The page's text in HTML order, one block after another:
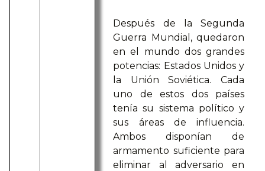
Después de la Segunda
Guerra Mundial, quedaron
en el mundo dos grandes
potencias: Estados Unidos y
la Unión Soviética. Cada
uno de estos dos países
tenía su sistema político y
sus áreas de influencia.
Ambos disponían de
armamento suficiente para
eliminar al adversario en